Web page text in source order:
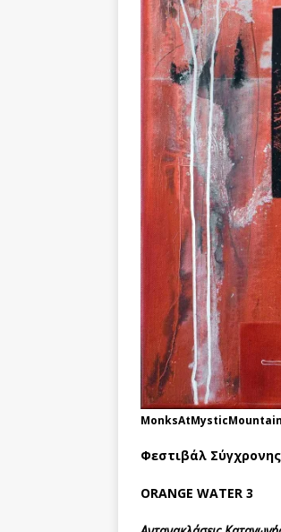
MonksAtMysticMountain
Φεστιβάλ
ORANGE WATER 3